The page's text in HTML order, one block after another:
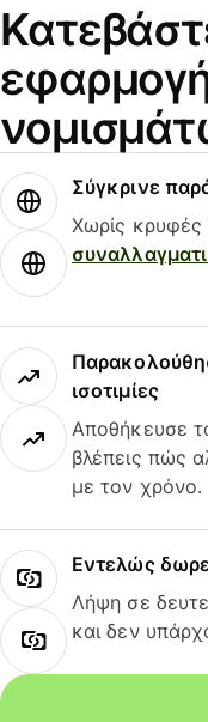
Σύγκρινε
Χωρίς κρυφές
ισοτιμίες
Αποθήκευσε
βλέπεις πώς
με τον χρόνο.
Εντελώς
Λήψη σε
και δεν